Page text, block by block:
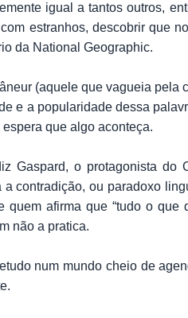
igual a tantos outros,
estranhos, descobrir que
da National Geographic.
(aquele que vagueia pela
e a popularidade dessa
que algo aconteça.
Gaspard, o protagonista
a contradição, ou paradoxo
quem afirma que “tudo o
não a pratica.
num mundo cheio de